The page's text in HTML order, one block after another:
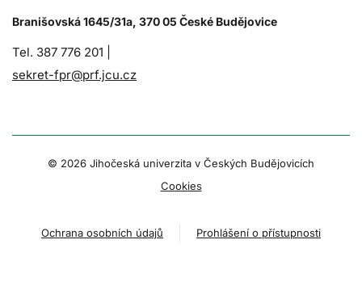
Branišovská 1645/31a, 370 05 České Budějovice
Tel. 387 776 201 |
sekret-fpr@prf.jcu.cz
© 2026 Jihočeská univerzita v Českých Budějovicích
Cookies
Ochrana osobních údajů Prohlášení o přístupnosti